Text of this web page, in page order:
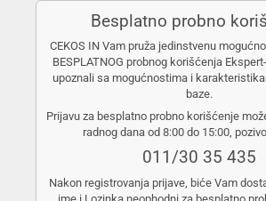
Besplatno probno
CEKOS IN Vam pruža jedinstvenu
BESPLATNOG probnog korišćenja
upoznali sa mogućnostima i
baze.
Prijavu za besplatno probno korišćenje
radnog dana od 8:00 do 15:00,
011/30 35 435
Nakon registrovanja prijave, biće Vam